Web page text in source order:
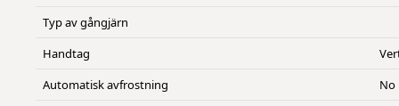
Typ av gångjärn
Handtag
Automatisk avfrostning
No